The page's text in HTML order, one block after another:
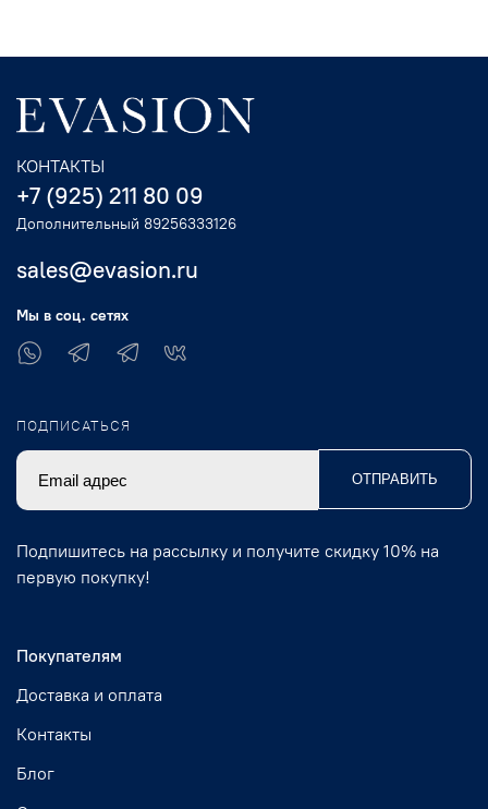
Покупателям
Доставка и оплата
Контакты
Блог
КОНТАКТЫ
+7 (925) 211 80 09
Дополнительный 89256333126
sales@evasion.ru
Мы в соц. сетях
ПОДПИСАТЬСЯ
ОТПРАВИТЬ
Подпишитесь на рассылку и получите скидку 10% на
первую покупку!